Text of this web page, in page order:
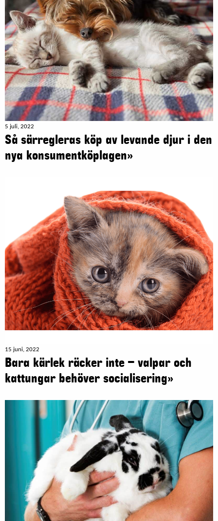
5 juli, 2022
Så särregleras köp av levande djur i den
nya konsumentköplagen»
15 juni, 2022
Bara kärlek räcker inte – valpar och
kattungar behöver socialisering»